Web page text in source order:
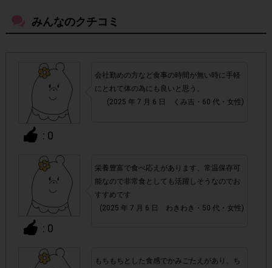
しているAmazon.co.jp専用の購入ページ以外で購入された
場合はポイント付与対象外となります。
必ず商品が到着しお試しした後、アンケート回答を行
ってください。商品が到着する前に注文キャンセルをさ
れた場合ポイント付与対象外となります。
・通常のレシートを活用したサービスと異なり、レシート画
像の代わりに
ル状の「送り状」と、Amazon.co.jpページ内の「支払
明細書/適格請求書」ページ画面をそれぞれアンケート回
答時に提出いただきます。提出いただいた画像が確認できな
かった場合や、「支払明細書/適格請求書」の注文日が掲載
期間外だった場合は、ポイント付与対象外となります。
・商品単価目安につきましては、あくまでも目安の価格とな
ります。
実際の購入価格につきましては、変動する可能
みんなのクチコミ
: 0
会社勤めの方など食事の時間が無い時に手軽
にとれて体の為にも良いと思う。
(2025 年 7 月 6 日 くみ吉・60 代・女性)
: 0
栄養豊富で食べ応えがあります、常温保存可
能なので非常食としても活躍しそうなのでお
すすめです
(2025 年 7 月 6 日 わきわき・50 代・女性)
もちもちとした食感でかみごたえがあり、ち